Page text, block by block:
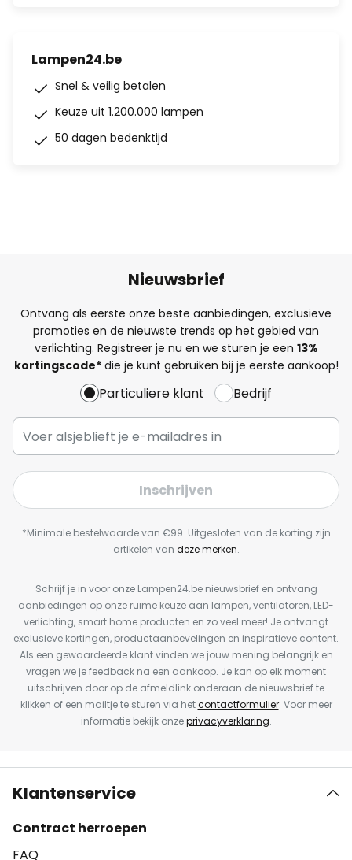
Lampen24.be
Snel & veilig betalen
Keuze uit 1.200.000 lampen
50 dagen bedenktijd
Nieuwsbrief
Ontvang als eerste onze beste aanbiedingen, exclusieve
promoties en de nieuwste trends op het gebied van
verlichting. Registreer je nu en we sturen je een 13%
kortingscode*die je kunt gebruiken bij je eerste aankoop!
Particuliere klant Bedrijf
Inschrijven
*Minimale bestelwaarde van €99. Uitgesloten van de korting zijn
artikelen van deze merken.
Schrijf je in voor onze Lampen24.be nieuwsbrief en ontvang
aanbiedingen op onze ruime keuze aan lampen, ventilatoren, LED-
verlichting, smart home producten en zo veel meer! Je ontvangt
exclusieve kortingen, productaanbevelingen en inspiratieve content.
Als een gewaardeerde klant vinden we jouw mening belangrijk en
vragen we je feedback na een aankoop. Je kan op elk moment
uitschrijven door op de afmeldlink onderaan de nieuwsbrief te
klikken of een mailtje te sturen via hetcontactformulier. Voor meer
informatie bekijk onzeprivacyverklaring.
Klantenservice
Contract herroepen
FAQ